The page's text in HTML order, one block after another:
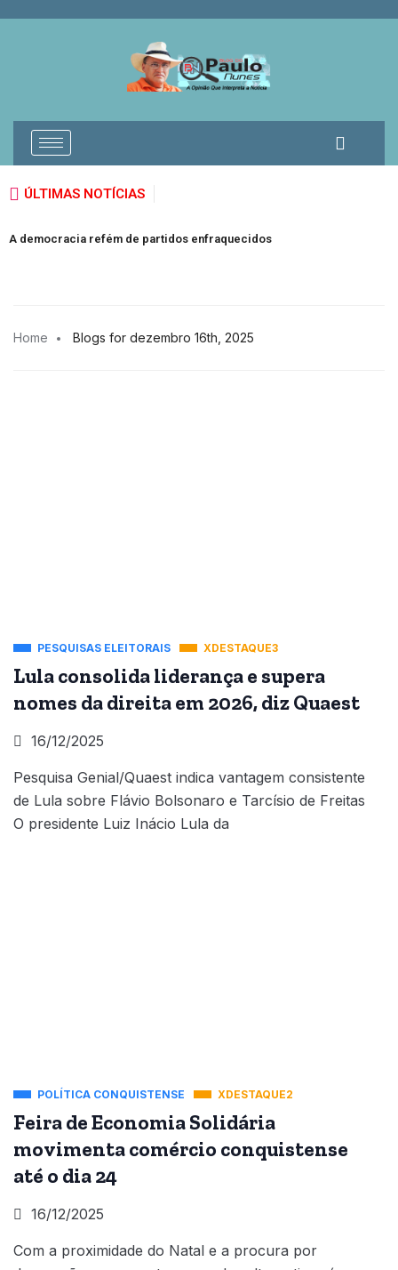
ÚLTIMAS NOTÍCIAS
A democracia refém de partidos enfraquecidos
Home Blogs for dezembro 16th, 2025
PESQUISAS ELEITORAIS XDESTAQUE3
Lula consolida liderança e supera
nomes da direita em 2026, diz Quaest
16/12/2025
Pesquisa Genial/Quaest indica vantagem consistente
de Lula sobre Flávio Bolsonaro e Tarcísio de Freitas
O presidente Luiz Inácio Lula da
POLÍTICA CONQUISTENSE XDESTAQUE2
Feira de Economia Solidária
movimenta comércio conquistense
até o dia 24
16/12/2025
Com a proximidade do Natal e a procura por